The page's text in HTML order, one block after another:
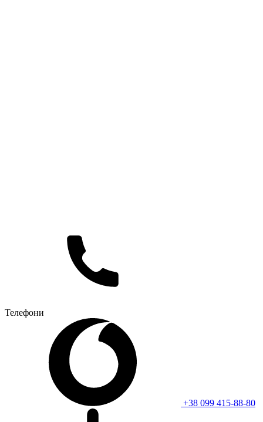
Телефони
+38 099 415-88-80